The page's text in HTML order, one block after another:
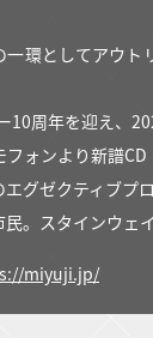
環としてアウト
10周年を迎え、
ォンより新譜
グゼクティブプ
。スタインウェ
miyuji.jp/